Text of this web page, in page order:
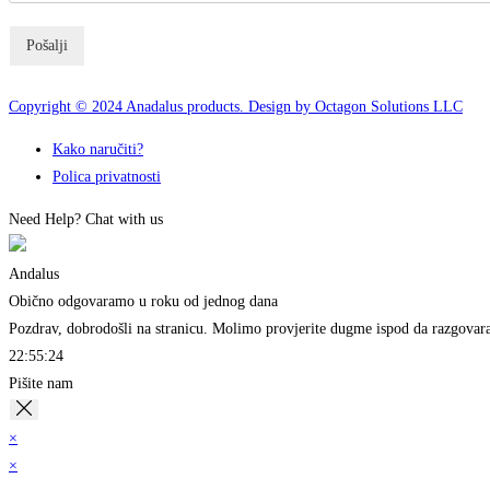
Pošalji
Copyright © 2024 Anadalus products. Design by Octagon Solutions LLC
Kako naručiti?
Polica privatnosti
Need Help? Chat with us
Andalus
Obično odgovaramo u roku od jednog dana
Pozdrav, dobrodošli na stranicu. Molimo provjerite dugme ispod da
22:55:24
Pišite nam
×
×